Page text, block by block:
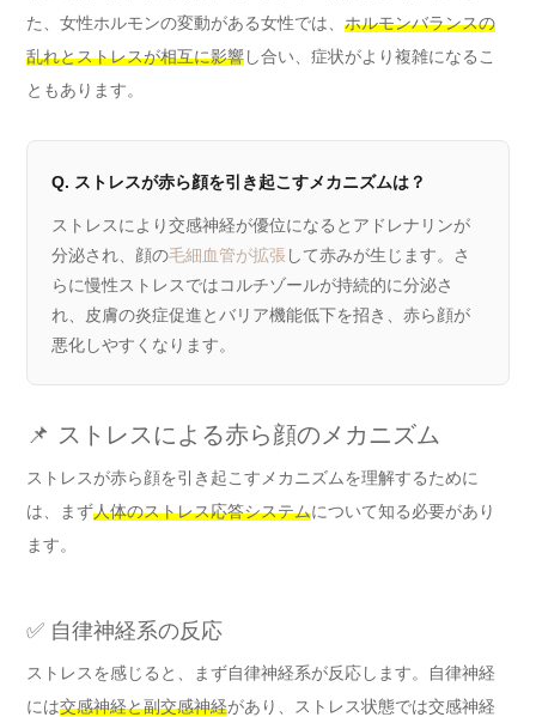
た、女性ホルモンの変動がある女性では、 ホルモンバランスの
乱れとストレスが相互に影響し合い、症状がより複雑になるこ
ともあります。
Q. ストレスが赤ら顔を引き起こすメカニズムは？
ストレスにより交感神経が優位になるとアドレナリンが
分泌され、顔の毛細血管が拡張 して赤みが生じます。さ
らに慢性ストレスではコルチゾールが持続的に分泌さ
れ、皮膚の炎症促進とバリア機能低下を招き、赤ら顔が
悪化しやすくなります。
📌 ストレスによる赤ら顔のメカニズム
ストレスが赤ら顔を引き起こすメカニズムを理解するために
は、まず人体のストレス応答システムについて知る必要があり
ます。
✅ 自律神経系の反応
ストレスを感じると、まず自律神経系が反応します。自律神経
には交感神経と副交感神経があり、ストレス状態では交感神経